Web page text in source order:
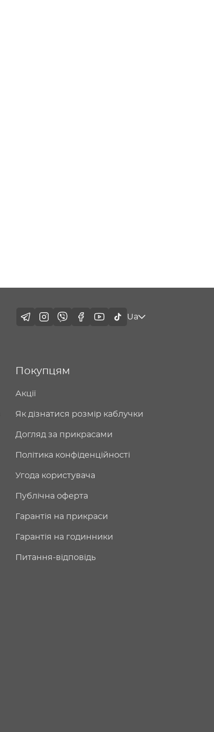
Ua
Покупцям
Акції
Як дізнатися розмір каблучки
Догляд за прикрасами
Політика конфіденційності
Угода користувача
Публічна оферта
Гарантія на прикраси
Гарантія на годинники
Питання-відповідь